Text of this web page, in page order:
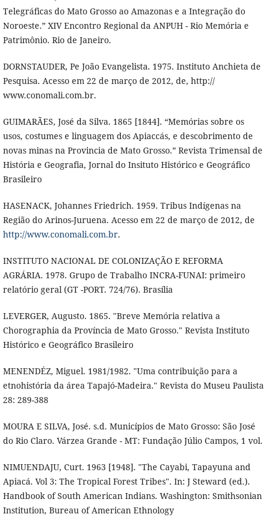
Telegráficas do Mato Grosso ao Amazonas e a Integração do
Noroeste.” XIV Encontro Regional da ANPUH - Rio Memória e
Patrimônio. Rio de Janeiro.
DORNSTAUDER, Pe João Evangelista. 1975. Instituto Anchieta de
Pesquisa. Acesso em 22 de março de 2012, de, http://
www.conomali.com.br.
GUIMARÃES, José da Silva. 1865 [1844]. “Memórias sobre os
usos, costumes e linguagem dos Apiaccás, e descobrimento de
novas minas na Provincia de Mato Grosso.” Revista Trimensal de
História e Geografia, Jornal do Insituto Histórico e Geográfico
Brasileiro
HASENACK, Johannes Friedrich. 1959. Tribus Indígenas na
Região do Arinos-Juruena. Acesso em 22 de março de 2012, de
http://www.conomali.com.br.
INSTITUTO NACIONAL DE COLONIZAÇÃO E REFORMA
AGRÁRIA. 1978. Grupo de Trabalho INCRA-FUNAI: primeiro
relatório geral (GT -PORT. 724/76). Brasília
LEVERGER, Augusto. 1865. "Breve Memória relativa a
Chorographia da Província de Mato Grosso." Revista Instituto
Histórico e Geográfico Brasileiro
MENENDÉZ, Miguel. 1981/1982. "Uma contribuição para a
etnohistória da área Tapajó-Madeira." Revista do Museu Paulista
28: 289-388
MOURA E SILVA, José. s.d. Municípios de Mato Grosso: São José
do Rio Claro. Várzea Grande - MT: Fundação Júlio Campos, 1 vol.
NIMUENDAJU, Curt. 1963 [1948]. "The Cayabi, Tapayuna and
Apiacá. Vol 3: The Tropical Forest Tribes". In: J Steward (ed.).
Handbook of South American Indians. Washington: Smithsonian
Institution, Bureau of American Ethnology